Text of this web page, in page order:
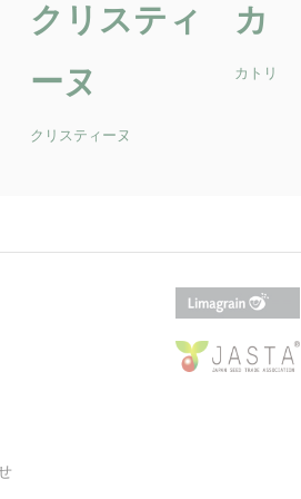
クリスティ
ーヌ
クリスティーヌ
カ
カトリー
新しいウィンドウで開きます
（新しいウィンドウで開きます